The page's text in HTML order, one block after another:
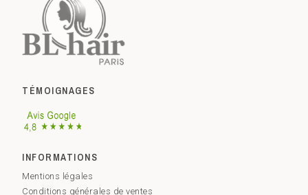
TÉMOIGNAGES
INFORMATIONS
Mentions légales
Conditions générales de ventes